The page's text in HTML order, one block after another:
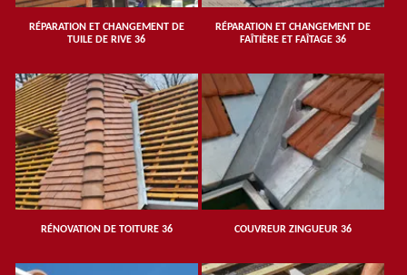
RÉPARATION ET CHANGEMENT DE
TUILE DE RIVE 36
RÉPARATION ET CHANGEMENT DE
FAÎTIÈRE ET FAÎTAGE 36
RÉNOVATION DE TOITURE 36 COUVREUR ZINGUEUR 36